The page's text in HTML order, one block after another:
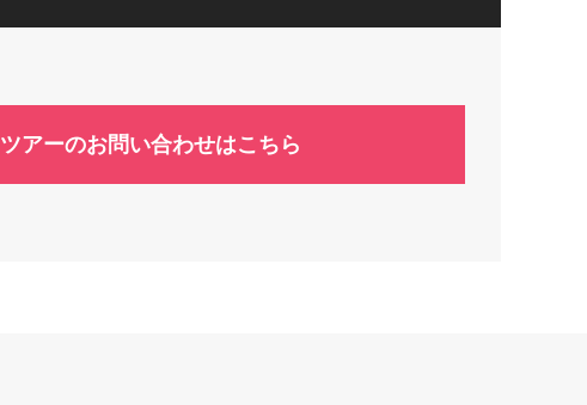
ツアーのお問い合わせはこちら